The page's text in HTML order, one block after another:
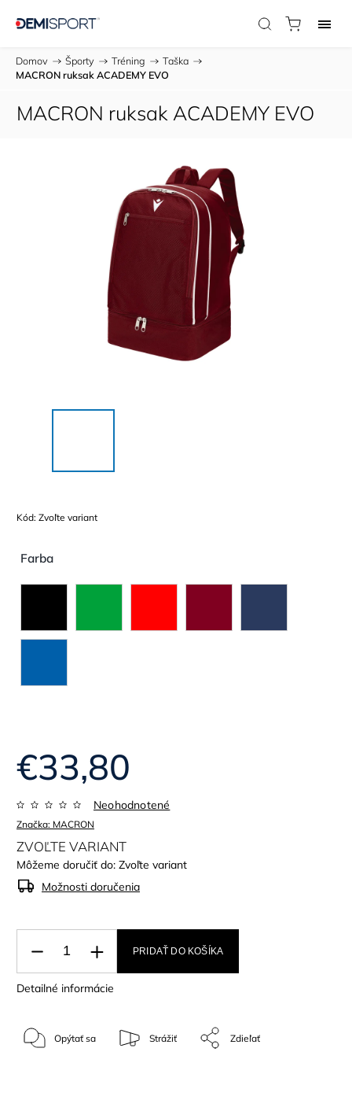
Domov / Športy / Tréning / Taška /
MACRON ruksak ACADEMY EVO
MACRON ruksak ACADEMY EVO
Kód: Zvoľte variant
Farba
Značka: MACRON
Neohodnotené
€33,80
ZVOĽTE VARIANT
Môžeme doručiť do: Zvoľte variant
Možnosti doručenia
PRIDAŤ DO KOŠÍKA
Detailné informácie
Opýtať sa Strážiť Zdieľať